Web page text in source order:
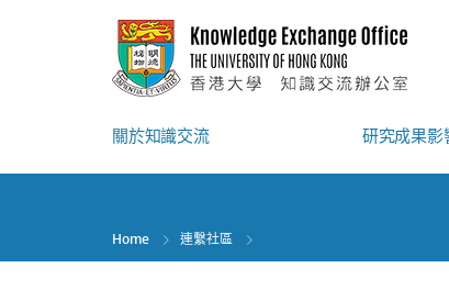
關於知識交流 研究成果影
Home 連繫社區